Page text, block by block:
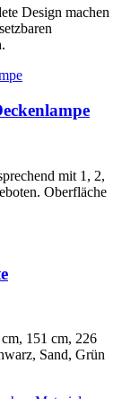
Design machen
mit 1, 2,
Oberfläche
151 cm, 226
Sand, Grün